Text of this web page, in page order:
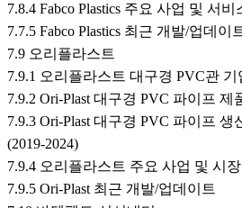
7.8.4 Fabco Plastics 주요 사업 및 서비
7.7.5 Fabco Plastics 최근 개발/업데이
7.9 오리플라스트
7.9.1 오리플라스트 대구경 PVC관 기
7.9.2 Ori-Plast 대구경 PVC 파이프 제
7.9.3 Ori-Plast 대구경 PVC 파이프
(2019-2024)
7.9.4 오리플라스트 주요 사업 및 시장
7.9.5 Ori-Plast 최근 개발/업데이트